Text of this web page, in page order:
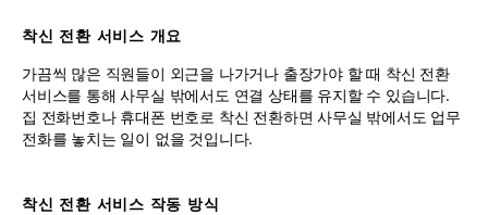
착신 전환 서비스 개요
가끔씩 많은 직원들이 외근을 나가거나 출장가야 할 때 착신 전환
서비스를 통해 사무실 밖에서도 연결 상태를 유지할 수 있습니다.
집 전화번호나 휴대폰 번호로 착신 전환하면 사무실 밖에서도 업무
전화를 놓치는 일이 없을 것입니다.
착신 전환 서비스 작동 방식